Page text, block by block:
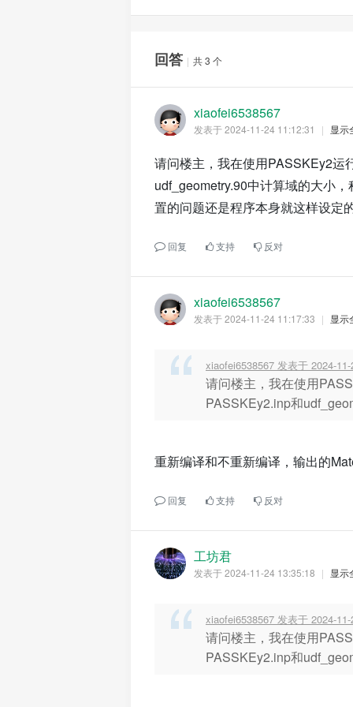
回答 | 共 3 个
xiaofei6538567
发表于 2024-11-24 11:12:31 | 显示
请问楼主，我在使用PASSKEy2
udf_geometry.90中计算域的大小
置的问题还是程序本身就这样设定
回复 支持 反对
xiaofei6538567
发表于 2024-11-24 11:17:33 | 显示
xiaofei6538567 发表于 2024-
请问楼主，我在使用
PASSKEy2.inp和
重新编译和不重新编译，输出的
回复 支持 反对
工坊君
发表于 2024-11-24 13:35:18 | 显示
xiaofei6538567 发表于 2024-
请问楼主，我在使用
PASSKEy2.inp和